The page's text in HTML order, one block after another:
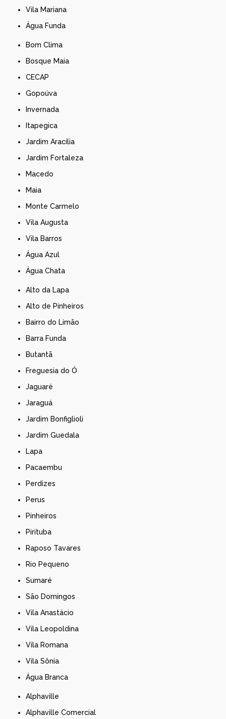
Vila Mariana
Água Funda
Bom Clima
Bosque Maia
CECAP
Gopoúva
Invernada
Itapegica
Jardim Aracília
Jardim Fortaleza
Macedo
Maia
Monte Carmelo
Vila Augusta
Vila Barros
Água Azul
Água Chata
Alto da Lapa
Alto de Pinheiros
Bairro do Limão
Barra Funda
Butantã
Freguesia do Ó
Jaguaré
Jaraguá
Jardim Bonfiglioli
Jardim Guedala
Lapa
Pacaembu
Perdizes
Perus
Pinheiros
Pirituba
Raposo Tavares
Rio Pequeno
Sumaré
São Domingos
Vila Anastácio
Vila Leopoldina
Vila Romana
Vila Sônia
Água Branca
Alphaville
Alphaville Comercial